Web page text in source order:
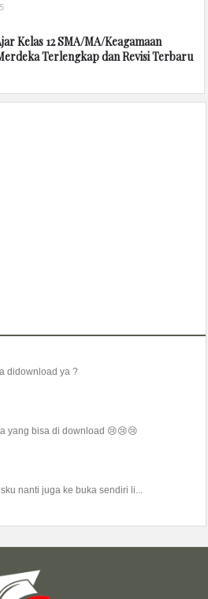
Kelas 12 SMA/MA/Keagamaan
Terlengkap dan Revisi Terbaru
didownload ya ?
yang bisa di download 😢😢😢
nanti juga ke buka sendiri li...